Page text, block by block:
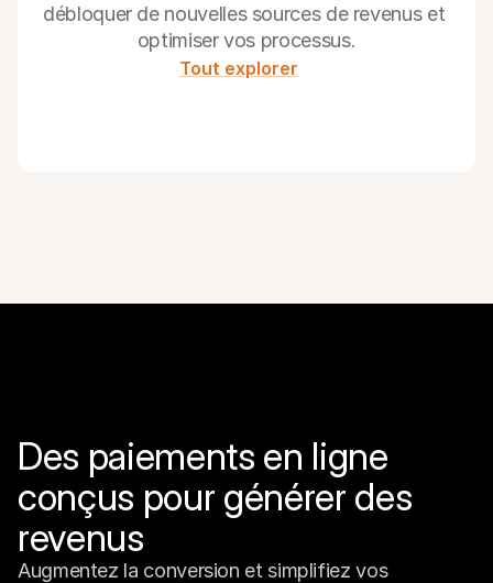
débloquer de nouvelles sources de revenus et
optimiser vos processus.
Tout explorer
Des paiements en ligne
conçus pour générer des
revenus
Augmentez la conversion et simplifiez vos